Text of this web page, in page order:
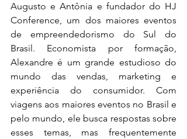
Augusto e Antônia e fundador do HJ
Conference, um dos maiores eventos
de empreendedorismo do Sul do
Brasil. Economista por formação,
Alexandre é um grande estudioso do
mundo das vendas, marketing e
experiência do consumidor. Com
viagens aos maiores eventos no Brasil e
pelo mundo, ele busca respostas sobre
esses temas, mas frequentemente